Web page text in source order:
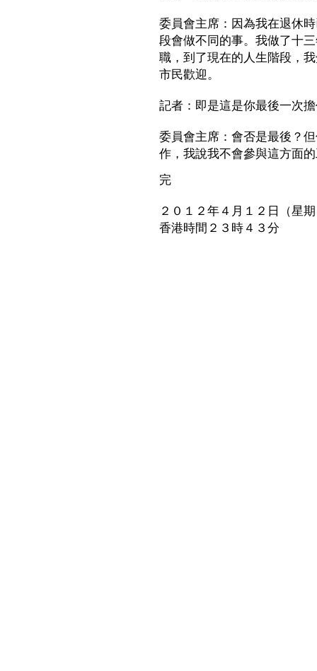
委員會主席：因為我在退休
段會做不同的事。我做了十
職，到了現在的人生階段，
市民歡迎。
記者：即是這是你最後一次
委員會主席：會否是最後？
作，我說我不會參與這方面
完
２０１２年４月１２日（星
香港時間２３時４３分